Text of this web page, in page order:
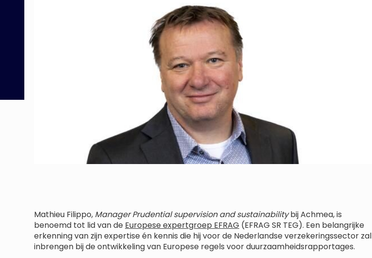
Mathieu Filippo, Manager Prudential supervision and sustainabilitybij Achmea, is
benoemd tot lid van de Europese expertgroep EFRAG (EFRAG SR TEG). Een belangrijke
erkenning van zijn expertise én kennis die hij voor de Nederlandse verzekeringssector zal
inbrengen bij de ontwikkeling van Europese regels voor duurzaamheidsrapportages.